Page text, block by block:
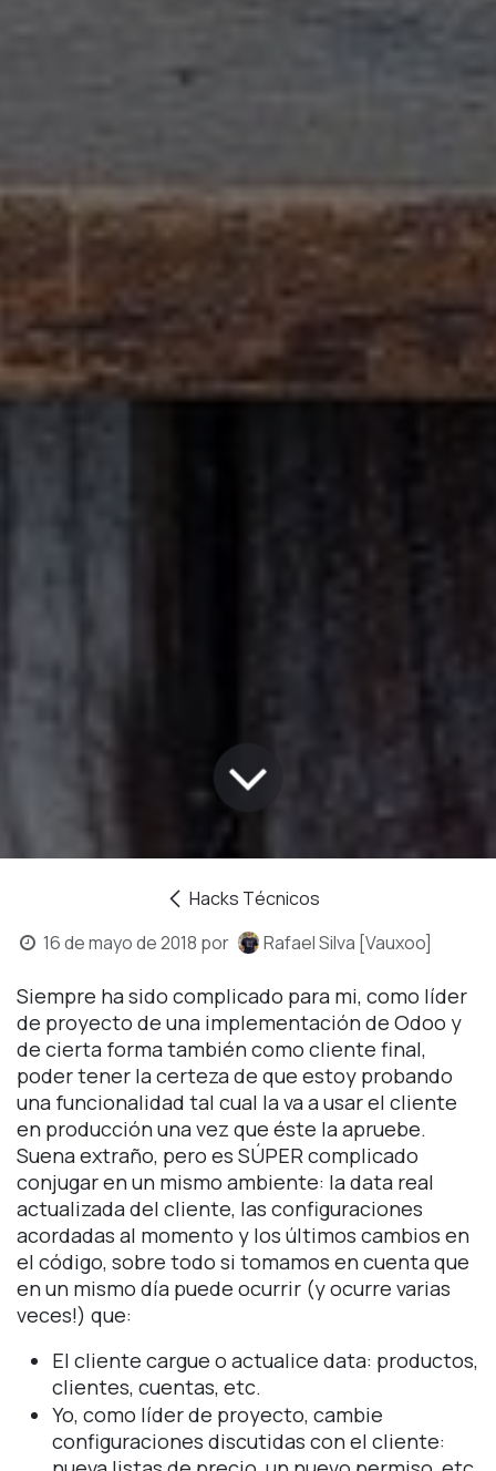
Hacks Técnicos
16 de mayo de 2018 por Rafael Silva [Vauxoo]
Siempre ha sido complicado para mi, como líder
de proyecto de una implementación de Odoo y
de cierta forma también como cliente final,
poder tener la certeza de que estoy probando
una funcionalidad tal cual la va a usar el cliente
en producción una vez que éste la apruebe.
Suena extraño, pero es SÚPER complicado
conjugar en un mismo ambiente: la data real
actualizada del cliente, las configuraciones
acordadas al momento y los últimos cambios en
el código, sobre todo si tomamos en cuenta que
en un mismo día puede ocurrir (y ocurre varias
veces!) que:
El cliente cargue o actualice data: productos,
clientes, cuentas, etc.
Yo, como líder de proyecto, cambie
configuraciones discutidas con el cliente: